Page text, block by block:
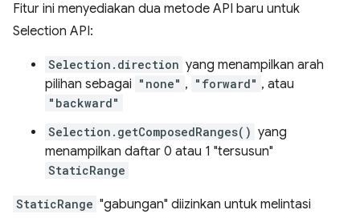
Fitur ini menyediakan dua metode API baru untuk
Selection API:
Selection.direction yang menampilkan arah
pilihan sebagai "none" , "forward" , atau
"backward"
Selection.getComposedRanges() yang
menampilkan daftar 0 atau 1 "tersusun"
StaticRange
StaticRange "gabungan" diizinkan untuk melintasi